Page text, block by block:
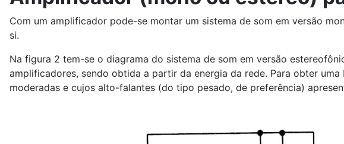
Com um amplificador pode-se montar um sistema de som em versão
si.
Na figura 2 tem-se o diagrama do sistema de som em versão
amplificadores, sendo obtida a partir da energia da rede. Para obter
moderadas e cujos alto-falantes (do tipo pesado, de preferência)